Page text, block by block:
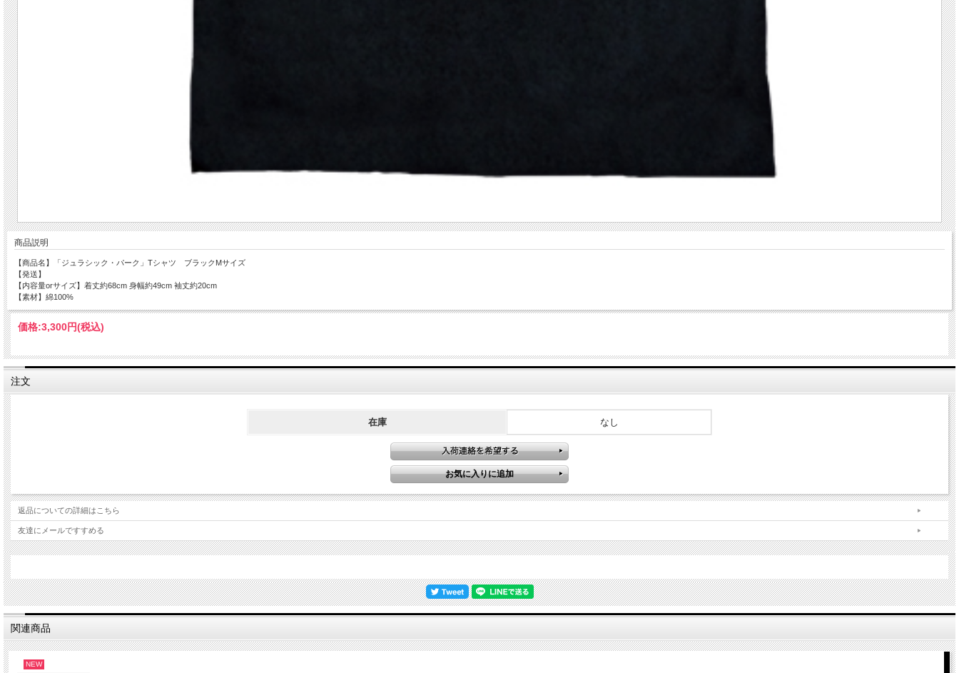
商品説明
【商品名】「ジュラシック・パーク」Tシャツ ブラックMサイズ
【発送】
【内容量orサイズ】着丈約68cm 身幅約49cm 袖丈約20cm
【素材】綿100%
価格:3,300円(税込)
注文
在庫 なし
返品についての詳細はこちら
友達にメールですすめる
関連商品
NEW